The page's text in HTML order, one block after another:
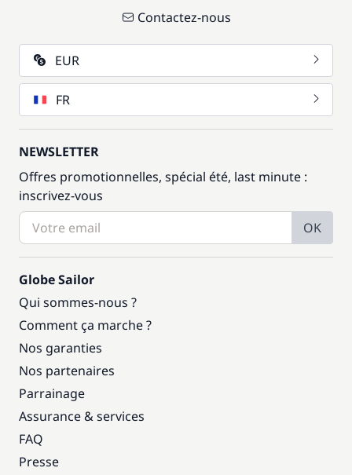
Contactez-nous
EUR
FR
NEWSLETTER
Offres promotionnelles, spécial été, last minute :
inscrivez-vous
OK
Globe Sailor
Qui sommes-nous ?
Comment ça marche ?
Nos garanties
Nos partenaires
Parrainage
Assurance & services
FAQ
Presse